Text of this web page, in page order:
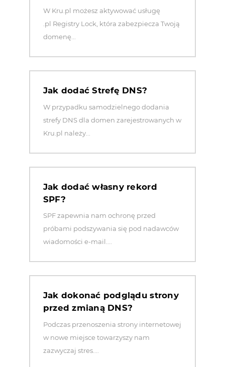
W Kru.pl możesz aktywować usługę
.pl Registry Lock, która zabezpiecza Twoją
domenę...
Jak dodać Strefę DNS?
W przypadku samodzielnego dodania
strefy DNS dla domen zarejestrowanych w
Kru.pl należy...
Jak dodać własny rekord
SPF?
SPF zapewnia nam ochronę przed
próbami podszywania się pod nadawców
wiadomości e-mail....
Jak dokonać podglądu strony
przed zmianą DNS?
Podczas przenoszenia strony internetowej
w nowe miejsce towarzyszy nam
zazwyczaj stres....